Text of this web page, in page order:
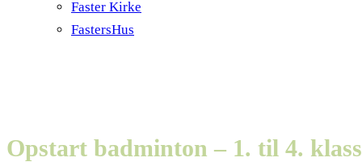
Faster Kirke
FastersHus
Opstart badminton – 1. til 4.